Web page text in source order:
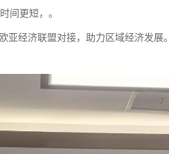
间更短，。
亚经济联盟对接，助力区域经济发展。